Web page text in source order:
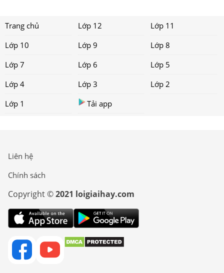
Trang chủ Lớp 12
Lớp 11
Lớp 10
Lớp 9
Lớp 8
Lớp 7
Lớp 6
Lớp 5
Lớp 4
Lớp 3
Lớp 2
Lớp 1
Tải app
Liên hệ
Chính sách
Copyright ©2021 loigiaihay.com